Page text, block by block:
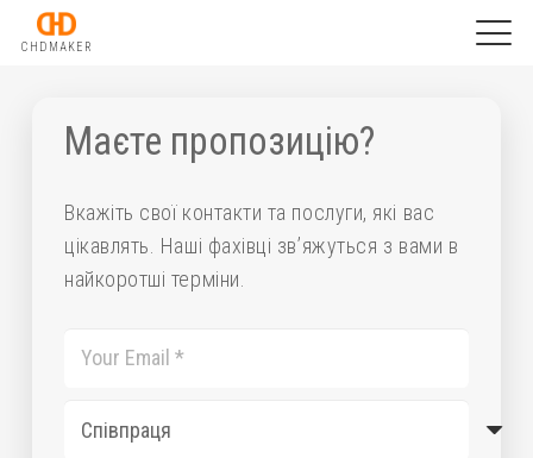
CHDMAKER
Маєте пропозицію?
Вкажіть свої контакти та послуги, які вас
цікавлять. Наші фахівці зв’яжуться з вами в
найкоротші терміни.